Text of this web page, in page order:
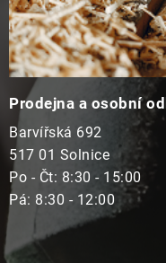
Prodejna a osobní
Barvířská 692
517 01 Solnice
Po - Čt: 8:30 - 15:00
Pá: 8:30 - 12:00